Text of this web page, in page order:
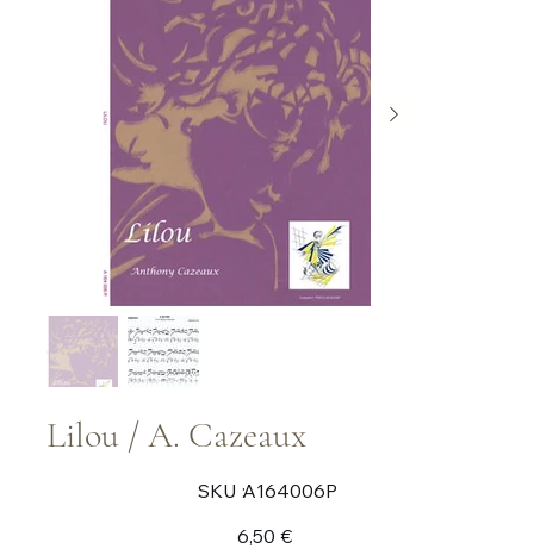
Lilou / A. Cazeaux
SKU :SKU
A164006P
A164006P
6,50 €